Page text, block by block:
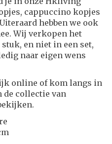
cappuccino kopjes
hebben we ook
Wij verkopen het
en niet in een set,
naar eigen wens
online of kom langs in
de collectie van